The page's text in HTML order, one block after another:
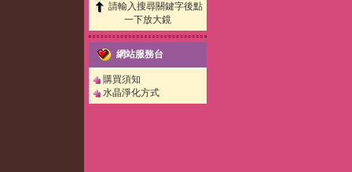
請輸入搜尋關鍵字後點
一下放大鏡
網站服務台
購買須知
水晶淨化方式